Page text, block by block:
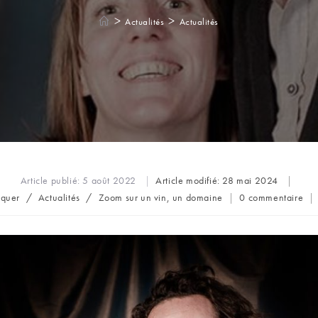
> Actualités > Actualités
Article publié:5 août 2022 Article modifié: 28 mai 2024
/ Actualités / Zoom sur un vin, un domaine
Commentaires
publication :
0 commentaire